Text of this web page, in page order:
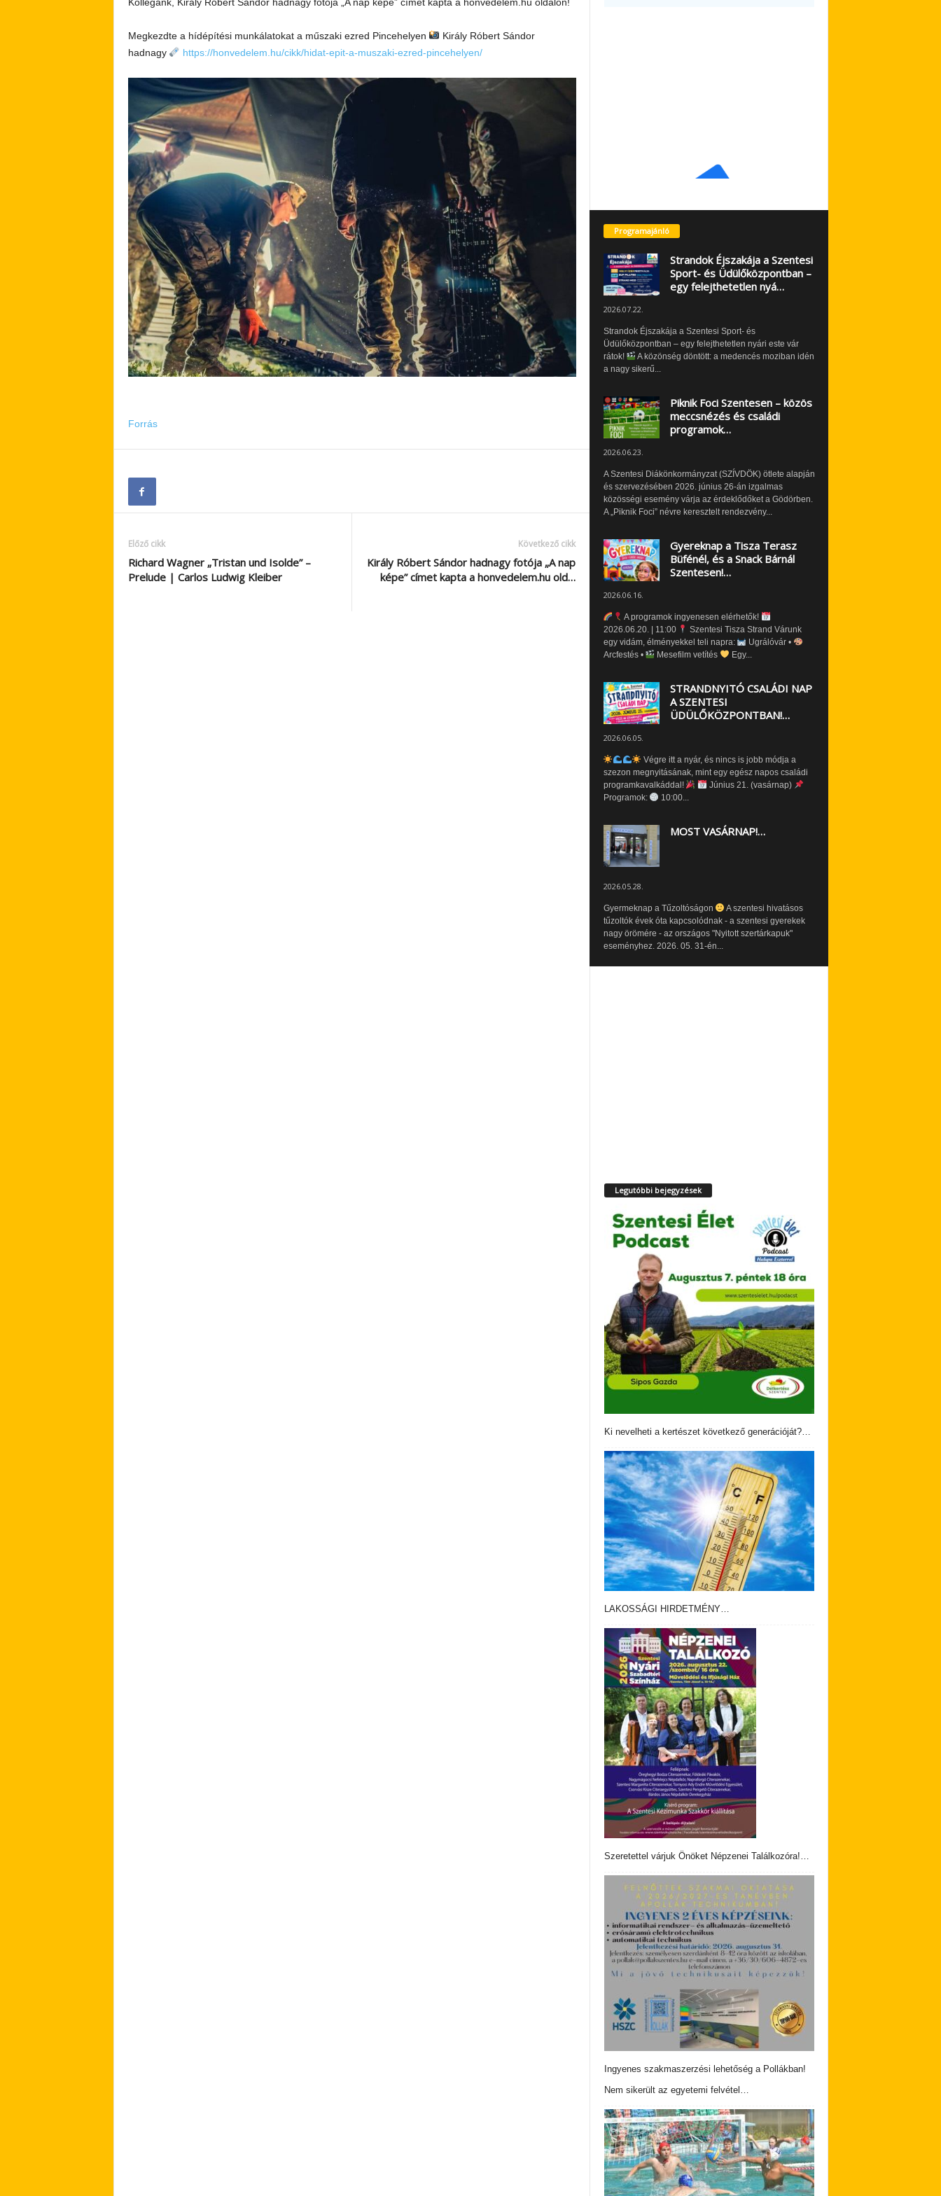
Megkezdte a hídépítési munkálatokat a műszaki ezred Pincehelyen
Király Róbert Sándor
hadnagy
https://honvedelem.hu/cikk/hidat-epit-a-muszaki-ezred-pincehelyen/
Forrás
Előző cikk
Richard Wagner „Tristan und Isolde” –
Prelude | Carlos Ludwig Kleiber
Következő cikk
Király Róbert Sándor hadnagy fotója „A nap
képe” címet kapta a honvedelem.hu old…
Programajánló
Strandok Éjszakája a Szentesi
Sport- és Üdülőközpontban –
egy felejthetetlen nyá…
2026.07.22.
Strandok Éjszakája a Szentesi Sport- és
Üdülőközpontban – egy felejthetetlen nyári este vár
rátok!
A közönség döntött: a medencés moziban idén
a nagy sikerű...
Piknik Foci Szentesen – közös
meccsnézés és családi
programok…
2026.06.23.
A Szentesi Diákönkormányzat (SZÍVDÖK) ötlete alapján
és szervezésében 2026. június 26-án izgalmas
közösségi esemény várja az érdeklődőket a Gödörben.
A „Piknik Foci” névre keresztelt rendezvény...
Gyereknap a Tisza Terasz
Büfénél, és a Snack Bárnál
Szentesen!…
2026.06.16.
A programok ingyenesen elérhetők!
2026.06.20. | 11:00
Szentesi Tisza Strand Várunk
egy vidám, élményekkel teli napra:
Ugrálóvár •
Arcfestés •
Mesefilm vetítés Egy...
STRANDNYITÓ CSALÁDI NAP
A SZENTESI
ÜDÜLŐKÖZPONTBAN!…
2026.06.05.
Végre itt a nyár, és nincs is jobb módja a
szezon megnyitásának, mint egy egész napos családi
programkavalkáddal!
Június 21. (vasárnap)
Programok:
10:00...
MOST VASÁRNAP!…
2026.05.28.
Gyermeknap a Tűzoltóságon
A szentesi hivatásos
tűzoltók évek óta kapcsolódnak - a szentesi gyerekek
nagy örömére - az országos "Nyitott szertárkapuk"
eseményhez. 2026. 05. 31-én...
Legutóbbi bejegyzések
Ki nevelheti a kertészet következő generációját?…
LAKOSSÁGI HIRDETMÉNY…
Szeretettel várjuk Önöket Népzenei Találkozóra!…
Ingyenes szakmaszerzési lehetőség a Pollákban!
Nem sikerült az egyetemi felvétel…